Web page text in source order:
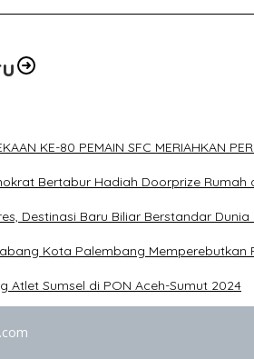
KE-80 PEMAIN SFC MERIAHKAN
Bertabur Hadiah Doorprize Rumah
Destinasi Baru Biliar Berstandar
Kota Palembang
Atlet Sumsel di PON Aceh-Sumut 2024